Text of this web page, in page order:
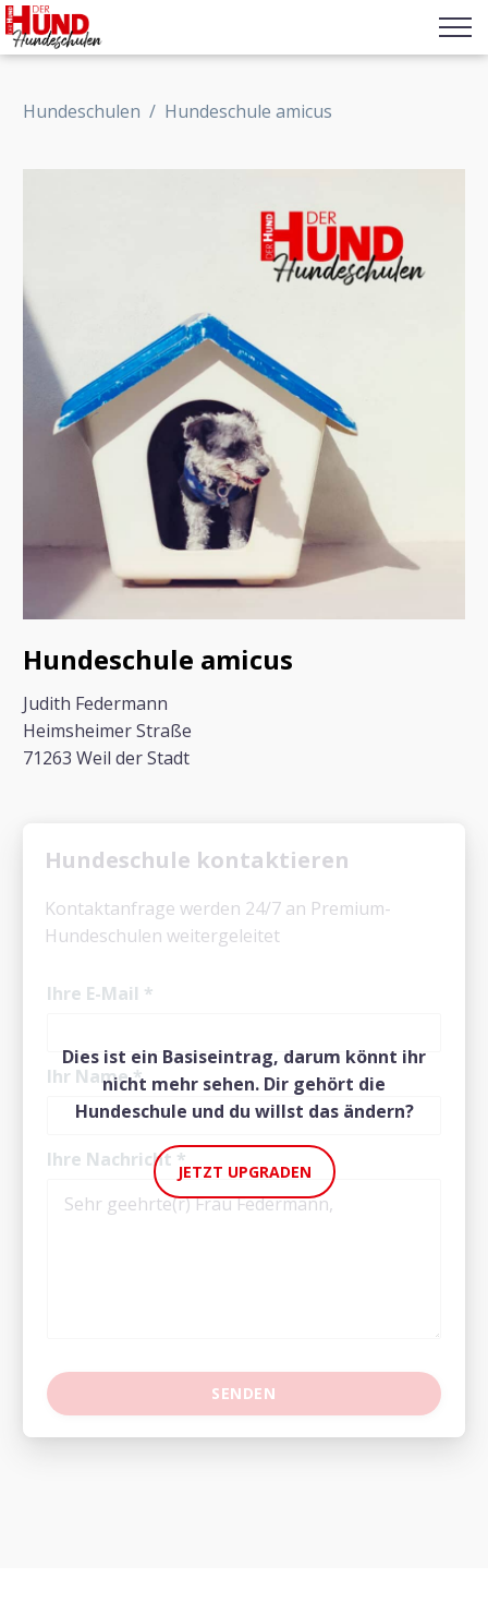
Hundeschulen / Hundeschule amicus
Hundeschule amicus
Judith Federmann
Heimsheimer Straße
71263 Weil der Stadt
Dies ist ein Basiseintrag, darum könnt ihr
nicht mehr sehen. Dir gehört die
Hundeschule und du willst das ändern?
JETZT UPGRADEN
Hundeschule kontaktieren
Kontaktanfrage werden 24/7 an Premium-
Hundeschulen weitergeleitet
Ihre E-Mail *
Ihr Name*
Ihre Nachricht *